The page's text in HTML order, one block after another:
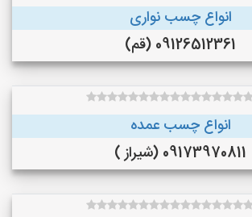
انواع چسب نواری
09126512361 (قم)
انواع چسب عمده
09173970811 (شیراز )